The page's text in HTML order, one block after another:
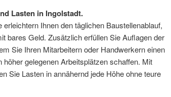
Lasten in Ingolstadt.
Ihnen den täglichen Baustellenablauf,
bares Geld. Zusätzlich erfüllen Sie Auflagen der
Sie Ihren Mitarbeitern oder Handwerkern einen
gelegenen Arbeitsplätzen schaffen. Mit
Sie Lasten in annähernd jede Höhe ohne teure